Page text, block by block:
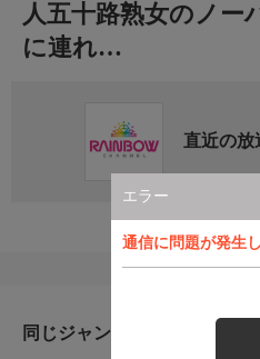
エラー
通信に問題が発生
人五十路熟女のノー
に連れ…
直近の放
同じジャンルのおすすめ番組